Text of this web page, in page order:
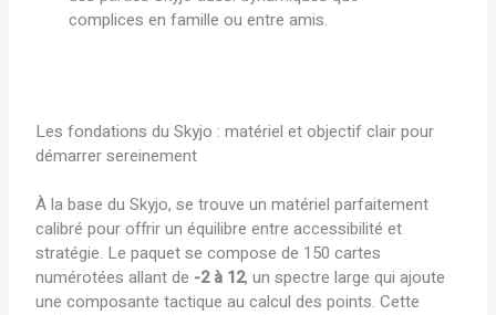
complices en famille ou entre amis.
Les fondations du Skyjo : matériel et objectif clair pour
démarrer sereinement
À la base du Skyjo, se trouve un matériel parfaitement
calibré pour offrir un équilibre entre accessibilité et
stratégie. Le paquet se compose de 150 cartes
numérotées allant de -2 à 12, un spectre large qui ajoute
une composante tactique au calcul des points. Cette